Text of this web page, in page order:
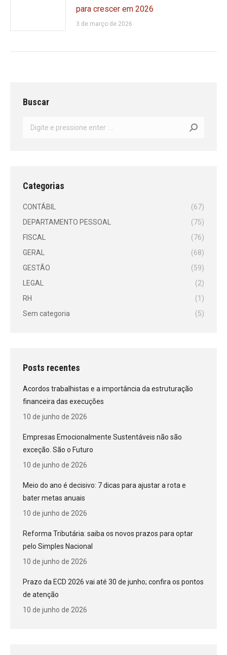
para crescer em 2026
3 de março de 2026
Buscar
Categorias
CONTÁBIL
(67)
DEPARTAMENTO PESSOAL
(75)
FISCAL
(76)
GERAL
(68)
GESTÃO
(59)
LEGAL
(2)
RH
(1)
Sem categoria
(5)
Posts recentes
Acordos trabalhistas e a importância da estruturação
financeira das execuções
10 de junho de 2026
Empresas Emocionalmente Sustentáveis não são
exceção. São o Futuro
10 de junho de 2026
Meio do ano é decisivo: 7 dicas para ajustar a rota e
bater metas anuais
10 de junho de 2026
Reforma Tributária: saiba os novos prazos para optar
pelo Simples Nacional
10 de junho de 2026
Prazo da ECD 2026 vai até 30 de junho; confira os pontos
de atenção
10 de junho de 2026